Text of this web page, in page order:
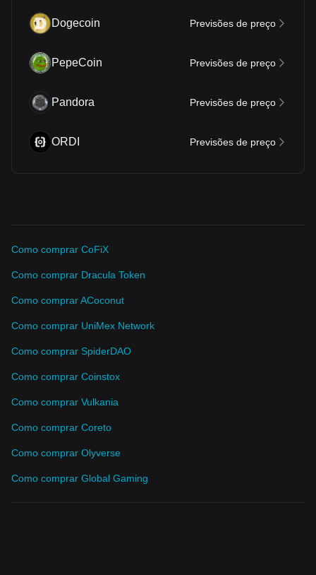
Dogecoin Previsões de preço
PepeCoin Previsões de preço
Pandora Previsões de preço
ORDI Previsões de preço
Como comprar CoFiX
Como comprar Dracula Token
Como comprar ACoconut
Como comprar UniMex Network
Como comprar SpiderDAO
Como comprar Coinstox
Como comprar Vulkania
Como comprar Coreto
Como comprar Olyverse
Como comprar Global Gaming